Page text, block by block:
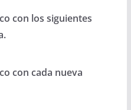
con los siguientes
con cada nueva